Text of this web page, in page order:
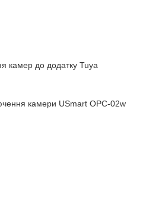
камер до додатку Tuya
камери USmart OPC-02w